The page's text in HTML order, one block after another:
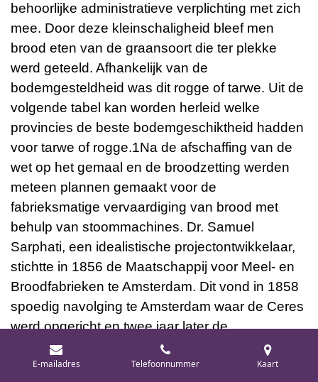
behoorlijke administratieve verplichting met zich
mee. Door deze kleinschaligheid bleef men
brood eten van de graansoort die ter plekke
werd geteeld. Afhankelijk van de
bodemgesteldheid was dit rogge of tarwe. Uit de
volgende tabel kan worden herleid welke
provincies de beste bodemgeschiktheid hadden
voor tarwe of rogge.1Na de afschaffing van de
wet op het gemaal en de broodzetting werden
meteen plannen gemaakt voor de
fabrieksmatige vervaardiging van brood met
behulp van stoommachines. Dr. Samuel
Sarphati, een idealistische projectontwikkelaar,
stichtte in 1856 de Maatschappij voor Meel- en
Broodfabrieken te Amsterdam. Dit vond in 1858
spoedig navolging te Amsterdam waar de Ceres
werd opgericht en twee jaar later de
Amsterdamse Meel- en Broodfabrieken; in 1875
volgden de fabriek De Voorzorg en in 1877 De
E-mailadres Telefoonnummer Kaart